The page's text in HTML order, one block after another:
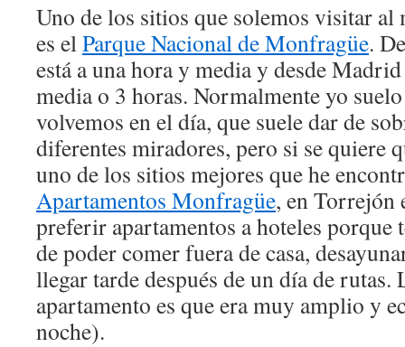
Uno de los sitios que solemos visitar al
es elParque Nacional de Monfragüe.
está a una hora y media y desde
media o 3 horas. Normalmente yo
volvemos en el día, que suele dar de
diferentes miradores, pero si se quiere
uno de los sitios mejores que he
Apartamentos Monfragüe, en Torrejón
preferir apartamentos a hoteles
de poder comer fuera de casa,
llegar tarde después de un día de rutas.
apartamento es que era muy amplio y
noche).